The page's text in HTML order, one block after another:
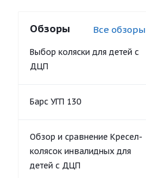
Обзоры Все обзоры
Выбор коляски для детей с
ДЦП
Барс УГП 130
Обзор и сравнение Кресел-
колясок инвалидных для
детей с ДЦП